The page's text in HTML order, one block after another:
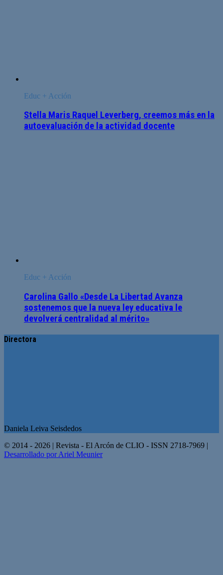
Educ + Acción
Stella Maris Raquel Leverberg, creemos más en la
autoevaluación de la actividad docente
Educ + Acción
Carolina Gallo «Desde La Libertad Avanza
sostenemos que la nueva ley educativa le
devolverá centralidad al mérito»
Directora
Daniela Leiva Seisdedos
© 2014 - 2026 | Revista - El Arcón de CLIO - ISSN 2718-7969 |
Desarrollado por Ariel Meunier